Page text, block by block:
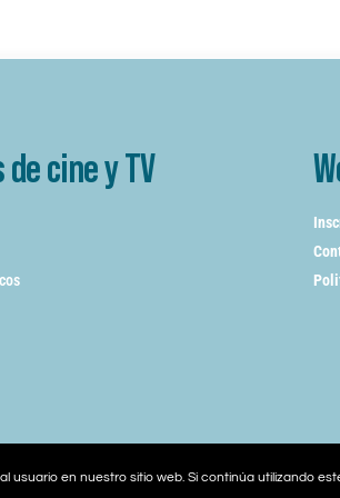
cine y TV
usuario en nuestro sitio web. Si continúa utilizando